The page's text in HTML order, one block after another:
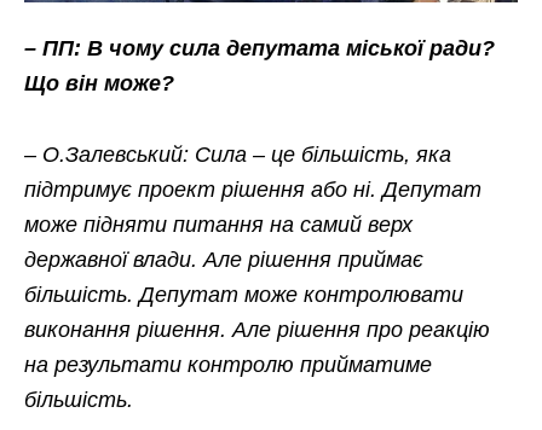
– ПП: В чому сила депутата міської ради?
Що він може?
– О.Залевський: Сила – це більшість, яка
підтримує проект рішення або ні. Депутат
може підняти питання на самий верх
державної влади. Але рішення приймає
більшість. Депутат може контролювати
виконання рішення. Але рішення про реакцію
на результати контролю прийматиме
більшість.